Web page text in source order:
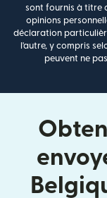
sont fournis à titre
opinions
déclaration
l'autre, y compris
peuvent ne